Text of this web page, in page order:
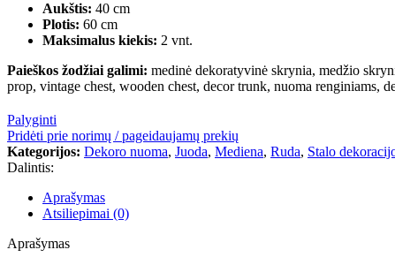
Aukštis: 40 cm
Plotis: 60 cm
Maksimalus kiekis: 2 vnt.
Paieškos žodžiai galimi: medinė dekoratyvinė skrynia, medžio
prop, vintage chest, wooden chest, decor trunk, nuoma renginiams,
Palyginti
Pridėti prie norimų / pageidaujamų prekių
Kategorijos: Dekoro nuoma, Juoda, Mediena, Ruda, Stalo
Dalintis:
Aprašymas
Atsiliepimai (0)
Aprašymas